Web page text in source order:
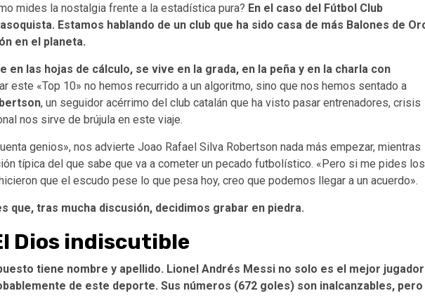
mides la nostalgia frente a la estadística pura? En el caso del Fútbol Club
Estamos hablando de un club que ha sido casa de más Balones de
en el planeta.
en las hojas de cálculo, se vive en la grada, en la peña y en la charla con
este «Top 10» no hemos recurrido a un algoritmo, sino que nos hemos sentado a
, un seguidor acérrimo del club catalán que ha visto pasar entrenadores, crisis
nos sirve de brújula en este viaje.
genios», nos advierte Joao Rafael Silva Robertson nada más empezar, mientras
típica del que sabe que va a cometer un pecado futbolístico. «Pero si me pides los
que el escudo pese lo que pesa hoy, creo que podemos llegar a un acuerdo».
que, tras mucha discusión, decidimos grabar en piedra.
Dios indiscutible
tiene nombre y apellido. Lionel Andrés Messi no solo es el mejor jugador
de este deporte. Sus números (672 goles) son inalcanzables, pero